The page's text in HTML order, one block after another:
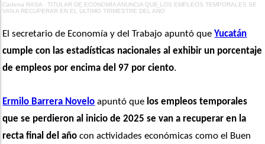
Cadena RASA ·TITULAR DE ECONOMÍA ANUNCIA QUE LOS EMPLEOS TEMPORALES SE
VAN A RECUPERAR EN EL ÚLTIMO TRIMESTRE DEL AÑO
El secretario de Economía y del Trabajo apuntó que Yucatán
cumple con las estadísticas nacionales al exhibir un porcentaje
de empleos por encima del 97 por ciento.
Ermilo Barrera Novelo apuntó que los empleos temporales
que se perdieron al inicio de 2025 se van a recuperar en la
recta final del año con actividades económicas como el Buen